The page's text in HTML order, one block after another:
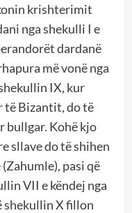
krishterimit
nga shekulli I e
dardanë
më vonë nga
IX, kur
të Bizantit, do të
bullgar. Kohë kjo
sllave do të shihen
pasi që
VII e këndej nga
shekullin X fillon